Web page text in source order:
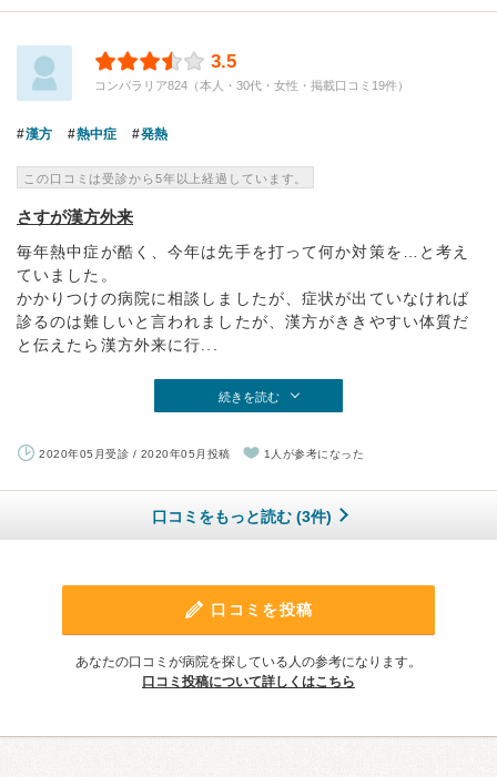
3.5
コンバラリア824（本人・30代・女性・掲載口コミ19件）
漢方 熱中症 発熱
この口コミは受診から5年以上経過しています。
さすが漢方外来
毎年熱中症が酷く、今年は先手を打って何か対策を…と考え
ていました。
かかりつけの病院に相談しましたが、症状が出ていなければ
診るのは難しいと言われましたが、漢方がききやすい体質だ
と伝えたら漢方外来に行...
続きを読む
2020年05月受診 / 2020年05月投稿 1人が参考になった
口コミをもっと読む (3件)
口コミを投稿
あなたの口コミが病院を探している人の参考になります。
口コミ投稿について詳しくはこちら